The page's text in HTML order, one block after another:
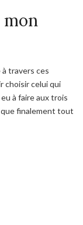
mon
à travers ces
choisir celui qui
à faire aux trois
que finalement tout